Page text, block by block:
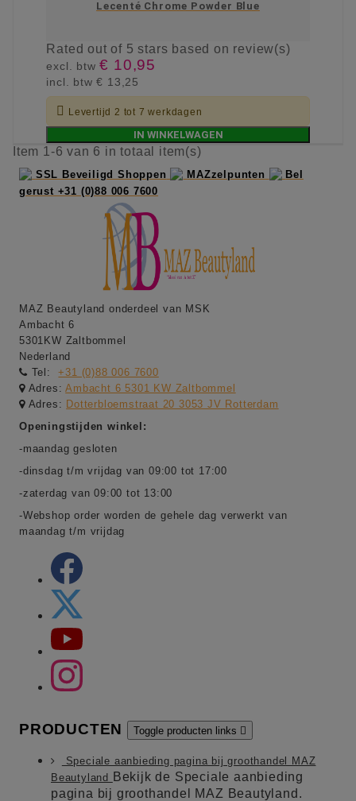
Lecenté Chrome Powder Blue
Ratedout of 5 stars based on review(s)
excl. btw€ 10,95
incl. btw€ 13,25
 Levertijd 2 tot 7 werkdagen
IN WINKELWAGEN
Item 1-6 van 6 in totaal item(s)
SSL Beveiligd Shoppen MAZzelpunten
Bel
gerust +31 (0)88 006 7600
MAZ Beautyland onderdeel van MSK
Ambacht 6
5301KW Zaltbommel
Nederland
Tel:
+31 (0)88 006 7600
Adres:Ambacht 6 5301 KW Zaltbommel
Adres: Dotterbloemstraat 20 3053 JV Rotterdam
Openingstijden winkel:
-maandag gesloten
-dinsdag t/m vrijdag van 09:00 tot 17:00
-zaterdag van 09:00 tot 13:00
-Webshop order worden de gehele dag verwerkt van
maandag t/m vrijdag
PRODUCTEN Toggle producten links 
Speciale aanbieding pagina bij groothandel MAZ
Beautyland Bekijk de Speciale aanbieding
pagina bij groothandel MAZ Beautyland.